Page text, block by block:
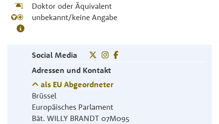
Doktor oder Äquivalent
unbekannt/keine Angabe
Social Media
Adressen und Kontakt
als EU Abgeordneter
Brüssel
Europäisches Parlament
Bât. WILLY BRANDT 07M095